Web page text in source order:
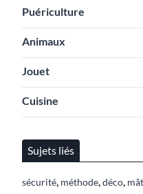
Puériculture
Animaux
Jouet
Cuisine
Sujets liés
sécurité méthode déco mât